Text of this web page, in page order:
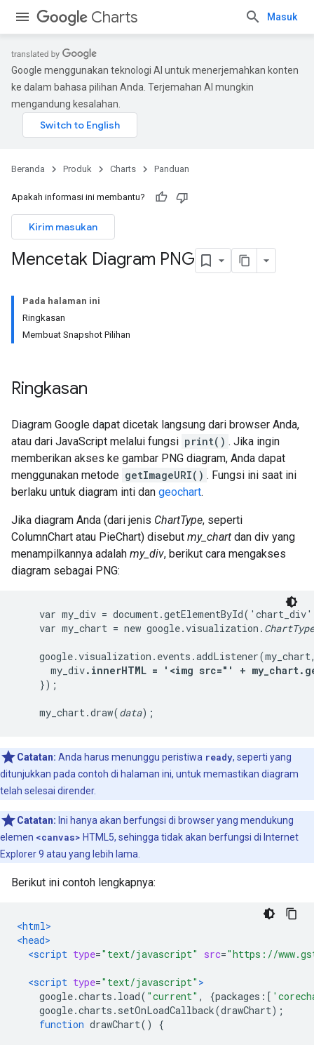
Charts Masuk
Google menggunakan teknologi AI untuk menerjemahkan konten
ke dalam bahasa pilihan Anda. Terjemahan AI mungkin
mengandung kesalahan.
Beranda Produk Charts Panduan
Apakah informasi ini membantu?
Kirim masukan
Mencetak Diagram PNG
Pada halaman ini
Ringkasan
Membuat Snapshot Pilihan
Ringkasan
Diagram Google dapat dicetak langsung dari browser Anda,
atau dari JavaScript melalui fungsi print() . Jika ingin
memberikan akses ke gambar PNG diagram, Anda dapat
menggunakan metode getImageURI() . Fungsi ini saat ini
berlaku untuk diagram inti dan geochart.
Jika diagram Anda (dari jenis ChartType, seperti
ColumnChart atau PieChart) disebut my_chart dan div yang
menampilkannya adalah my_div, berikut cara mengakses
diagram sebagai PNG:
var my_div =
    var my_chart = new google.visualization.
ChartType
      my_div
.innerHTML = '<img src="' +
    });
    my_chart.draw(
data
Catatan: Anda harus menunggu peristiwa ready, seperti yang
ditunjukkan pada contoh di halaman ini, untuk memastikan diagram
telah selesai dirender.
Catatan: Ini hanya akan berfungsi di browser yang mendukung
elemen <canvas> HTML5, sehingga tidak akan berfungsi di Internet
Explorer 9 atau yang lebih lama.
Berikut ini contoh lengkapnya:
<html>
<head>
<script type="text/javascript" src="https://
<script type="text/javascript" >
google.charts . load( "current" , {packages :[
google.charts . setOnLoadCallback(drawChart);
function drawChart() {